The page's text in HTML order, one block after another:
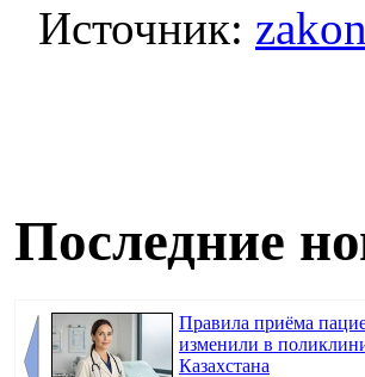
Источник:
Последние
Правила приёма
изменили в
Казахстана